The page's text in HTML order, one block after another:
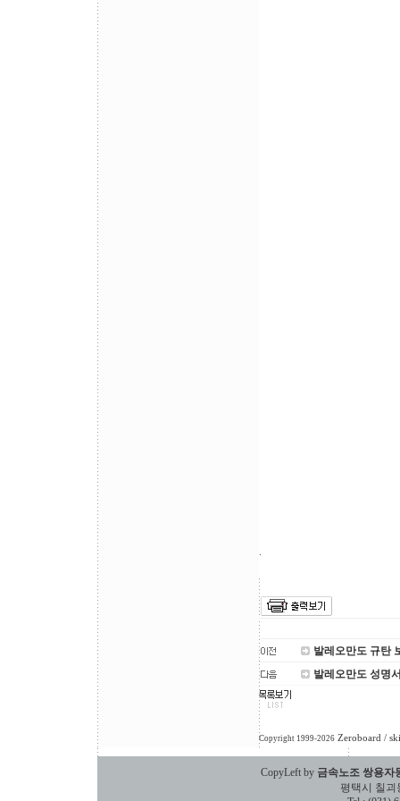
.
발레오만도 규탄
발레오만도 성명
Copyright 1999-2026 Zeroboard /
CopyLeft by 금속노조 쌍용자
평택시 칠괴동